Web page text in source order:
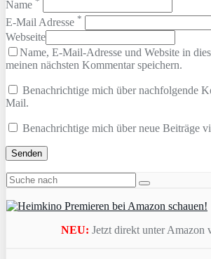
Name
E-Mail Adresse *
Webseite
Name, E-Mail-Adresse und Website in
meinen nächsten Kommentar speichern.
Benachrichtige mich über nachfolgende
Mail.
Benachrichtige mich über neue Beiträge
NEU: Jetzt direkt unter Amazon